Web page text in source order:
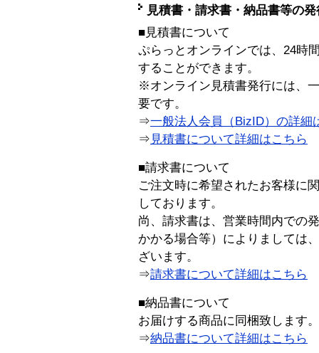
見積書・請求書・納品書等の
■見積書について
ぷらっとオンラインでは、24時
することができます。
※オンライン見積書発行には、
要です。
⇒一般法人会員（BizID）の詳細
⇒ 見積書について詳細はこちら
■請求書について
ご注文時に希望されたお客様に
しております。
尚、請求書は、営業時間内での
かかる場合等）によりましては
ざいます。
⇒請求書について詳細はこちら
■納品書について
お届けする商品に同梱致します。
⇒納品書について詳細はこちら